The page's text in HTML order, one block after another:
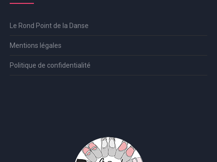
Le Rond Point de la Danse
Mentions légales
Politique de confidentialité